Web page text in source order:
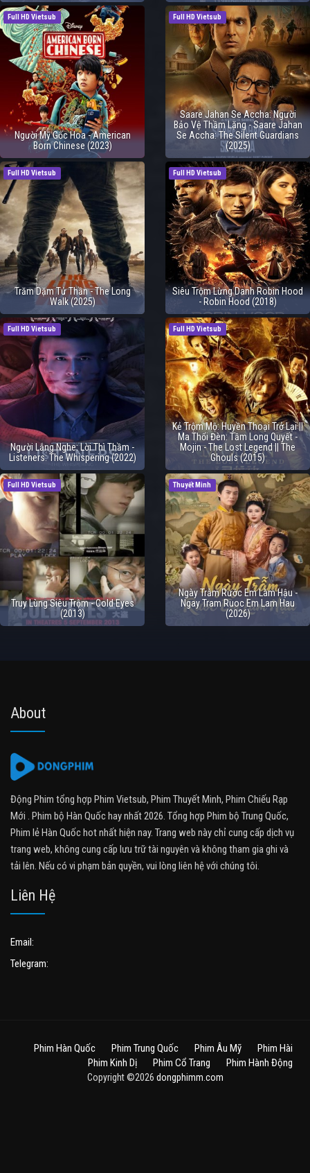
Full HD Vietsub
Người Mỹ Gốc Hoa - American
Born Chinese (2023)
Full HD Vietsub
Saare Jahan Se Accha: Người
Bảo Vệ Thầm Lặng - Saare Jahan
Se Accha: The Silent Guardians
(2025)
Full HD Vietsub
Trăm Dặm Tử Thần - The Long
Walk (2025)
Full HD Vietsub
Siêu Trộm Lừng Danh Robin Hood
- Robin Hood (2018)
Full HD Vietsub
Người Lắng Nghe: Lời Thì Thầm -
Listeners: The Whispering (2022)
Full HD Vietsub
Kẻ Trộm Mộ: Huyền Thoại Trở Lại ||
Ma Thổi Đèn: Tầm Long Quyết -
Mojin - The Lost Legend || The
Ghouls (2015)
Full HD Vietsub
Truy Lùng Siêu Trộm - Cold Eyes
(2013)
Thuyết Minh
Ngày Trẫm Rước Em Làm Hậu -
Ngay Tram Ruoc Em Lam Hau
(2026)
About
Động Phim tổng hợp Phim Vietsub, Phim Thuyết Minh, Phim Chiếu Rạp
Mới . Phim bộ Hàn Quốc hay nhất 2026. Tổng hợp Phim bộ Trung Quốc,
Phim lẻ Hàn Quốc hot nhất hiện nay. Trang web này chỉ cung cấp dịch vụ
trang web, không cung cấp lưu trữ tài nguyên và không tham gia ghi và
tải lên. Nếu có vi phạm bản quyền, vui lòng liên hệ với chúng tôi.
Liên Hệ
Email:
Telegram:
Phim Hàn Quốc Phim Trung Quốc Phim Âu Mỹ
Phim Hài
Phim Kinh Dị
Phim Cổ Trang Phim Hành Động
Copyright ©2026 dongphimm.com